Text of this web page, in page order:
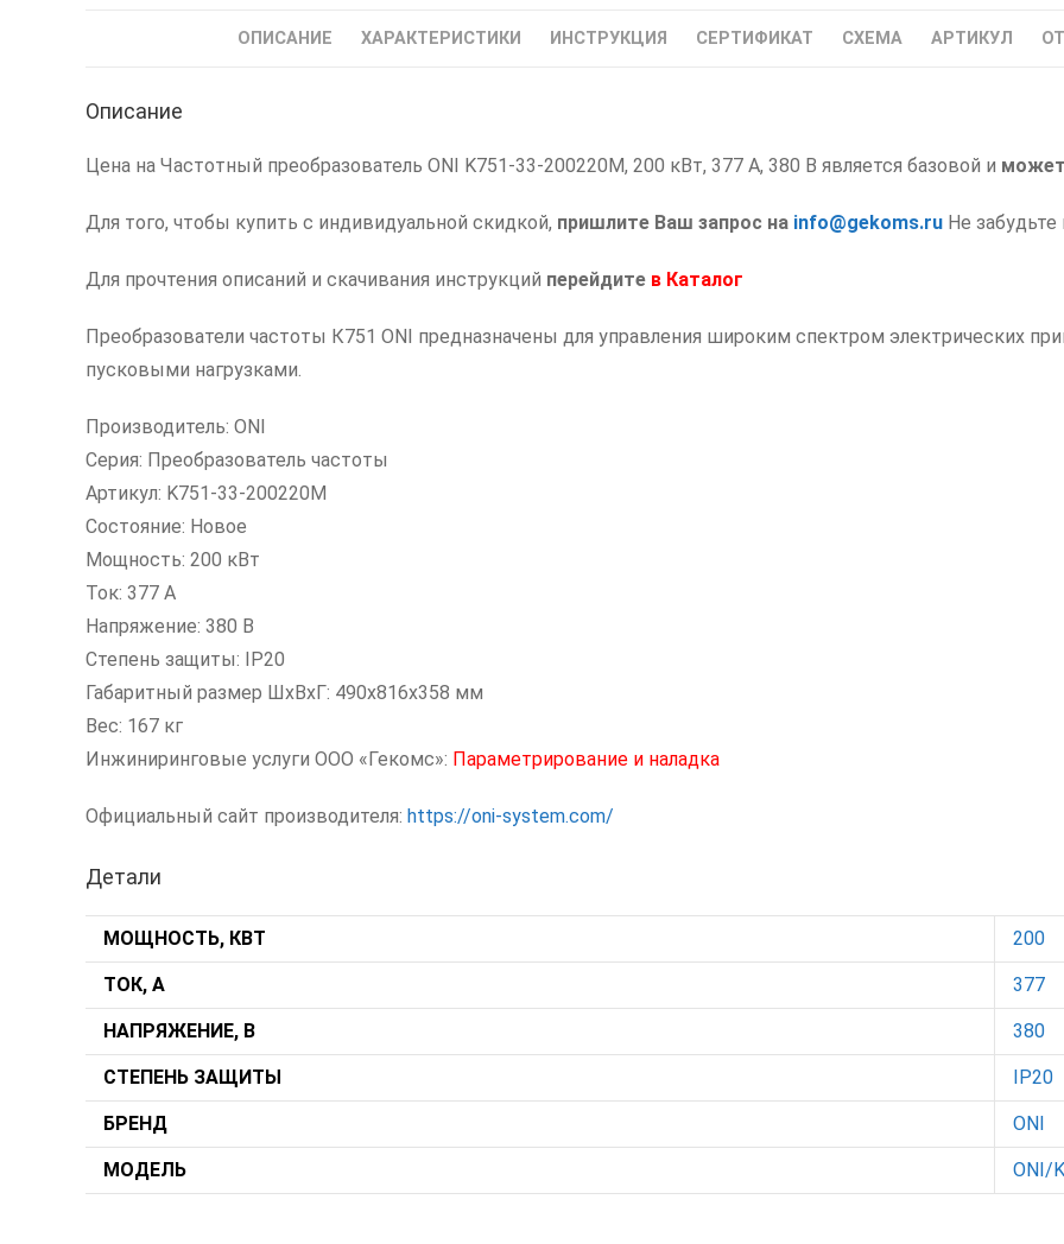
Частотный
кВт
ОПИСАНИЕ ХАРАКТЕРИСТИКИ ИНСТРУКЦИЯ СЕРТИФИКАТ СХЕМА АРТИКУЛ
Описание
Цена на Частотный преобразователь ONI K751-33-200220M, 200 кВт, 377 А, 380 В является базовой и
Для того, чтобы купить с индивидуальной скидкой, пришлите Ваш запрос на info@gekoms.ru Не
Для прочтения описаний и скачивания инструкций перейдите в Каталог
Преобразователи частоты К751 ONI предназначены для управления широким спектром электрических
пусковыми нагрузками.
Производитель: ONI
Серия: Преобразователь частоты
Артикул: K751-33-200220M
Состояние: Новое
Мощность: 200 кВт
Ток: 377 А
Напряжение: 380 В
Степень защиты: IP20
Габаритный размер ШхВхГ: 490x816x358 мм
Вес: 167 кг
Инжиниринговые услуги ООО «Гекомс»: Параметрирование и наладка
Официальный сайт производителя: https://oni-system.com/
Детали
МОЩНОСТЬ, КВТ 200
ТОК, А 377
НАПРЯЖЕНИЕ, В 380
СТЕПЕНЬ ЗАЩИТЫ IP20
БРЕНД ONI
МОДЕЛЬ ONI/